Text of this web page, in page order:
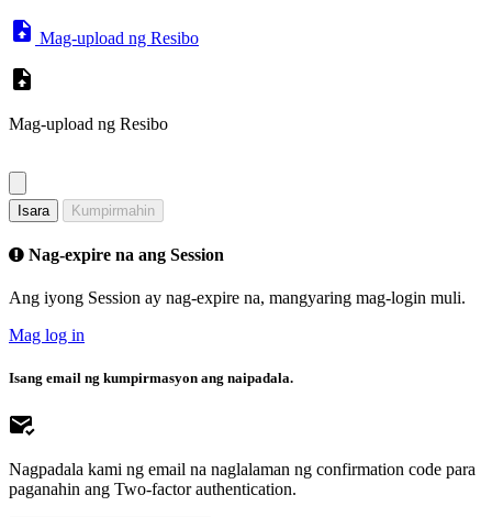
Mag-upload ng Resibo
Mag-upload ng Resibo
Isara Kumpirmahin
Nag-expire na ang Session
Ang iyong Session ay nag-expire na, mangyaring mag-login muli.
Mag log in
Isang email ng kumpirmasyon ang naipadala.
Nagpadala kami ng email na naglalaman ng confirmation code para
paganahin ang Two-factor authentication.